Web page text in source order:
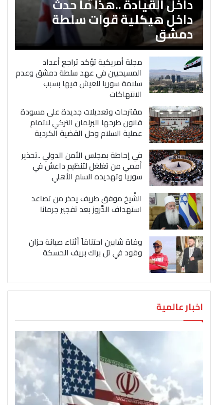
داخل هيكلية قوات سلطة
دمشق
مجلة أمريكية تؤكد تراجع أعداد
المسيحيين في عهد سلطة دمشق وعدم
سلامة سوريا للعيش فيها بسبب
الانتهاكات
مقترحات وتعديلات جديدة على مسودة
قانون طرحها البرلمان التركي لاتمام
عملية السلام وحل القضية الكردية
في إحاطة بمجلس الأمن الدولي ..تحذير
أممي من تغلغل لتنظيم داعش في
سوريا وتهديده السلم الأهلي
الشَّيخ موفق طريف يحذر من تصاعد
استهداف الدَّروز بعد تفجير جرمانا
وفاة شابين اختناقاً أثناء صيانة خزان
وقود في تل براك بريف الحسكة
اخبار عالمية